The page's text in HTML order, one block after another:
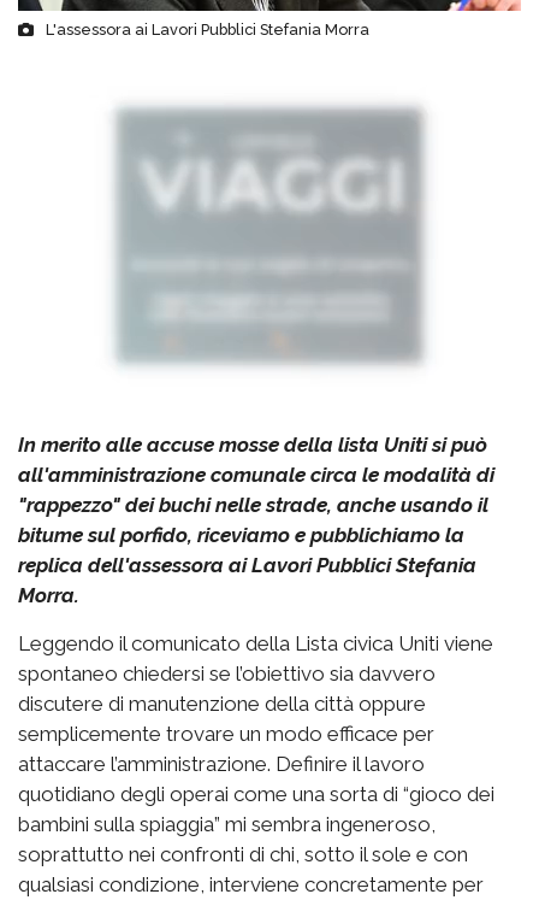
L'assessora ai Lavori Pubblici Stefania Morra
In merito alle accuse mosse della lista Uniti si può
all'amministrazione comunale circa le modalità di
"rappezzo" dei buchi nelle strade, anche usando il
bitume sul porfido, riceviamo e pubblichiamo la
replica dell'assessora ai Lavori Pubblici Stefania
Morra.
Leggendo il comunicato della Lista civica Uniti viene
spontaneo chiedersi se l’obiettivo sia davvero
discutere di manutenzione della città oppure
semplicemente trovare un modo efficace per
attaccare l’amministrazione. Definire il lavoro
quotidiano degli operai come una sorta di “gioco dei
bambini sulla spiaggia” mi sembra ingeneroso,
soprattutto nei confronti di chi, sotto il sole e con
qualsiasi condizione, interviene concretamente per